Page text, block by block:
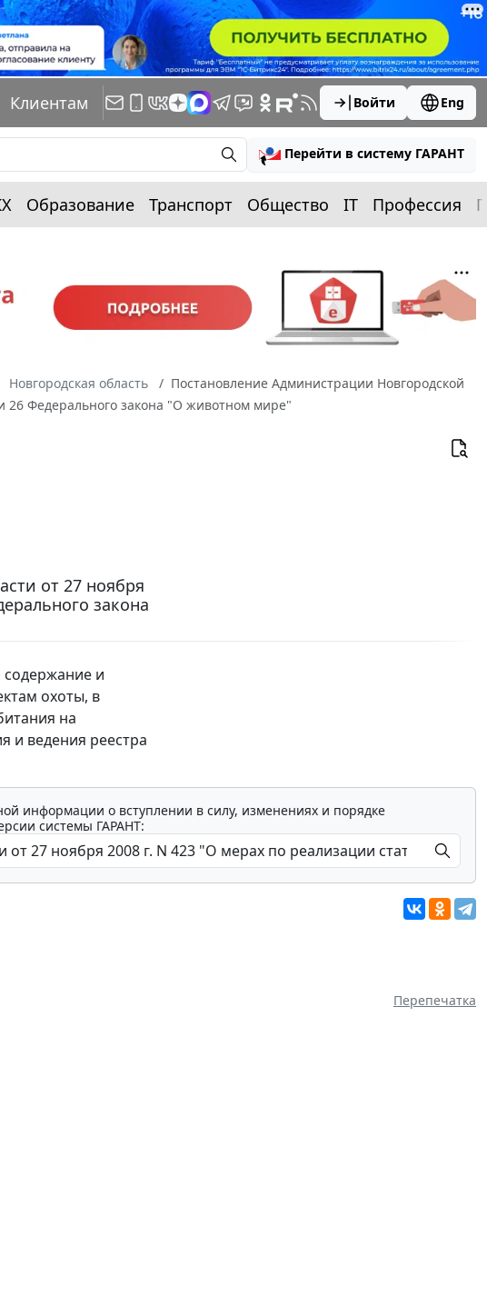
Клиентам Войти Eng
Перейти в систему ГАРАНТ
Образование Транспорт Общество IT Профессия
Новгородская область
Постановление Администрации Новгородской
26 Федерального закона "О животном мире"
от 27 ноября
закона
и
охоты, в
на
и ведения реестра
информации о вступлении в силу, изменениях и порядке
системы ГАРАНТ:
Перепечатка